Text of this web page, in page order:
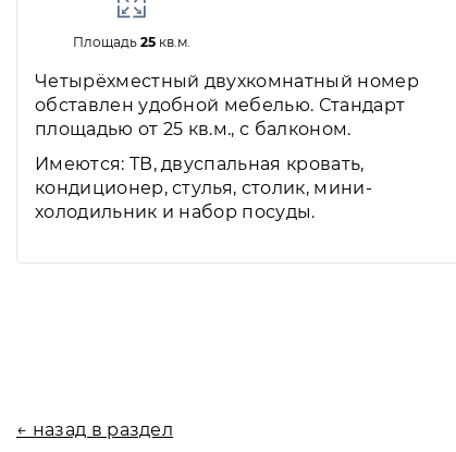
Площадь 25кв.м.
Четырёхместный двухкомнатный номер
обставлен удобной мебелью. Стандарт
площадью от 25 кв.м., с балконом.
Имеются: ТВ, двуспальная кровать,
кондиционер, стулья, столик, мини-
холодильник и набор посуды.
← назад в раздел